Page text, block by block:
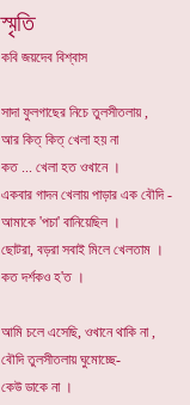
স্মৃতি
কবি জয়দেব বিশ্বাস
সাদা ফুলগাছের নিচে তুলসীতলায় ,
আর কিত্ কিত্ খেলা হয় না
কত ... খেলা হত ওখানে ।
একবার গাদন খেলায় পাড়ার এক বৌদি -
আমাকে 'পচা' বানিয়েছিল ।
ছোটরা, বড়রা সবাই মিলে খেলতাম ।
কত দর্শকও হ'ত ।
আমি চলে এসেছি, ওখানে থাকি না ,
বৌদি তুলসীতলায় ঘুমোচ্ছে-
কেউ ডাকে না ।